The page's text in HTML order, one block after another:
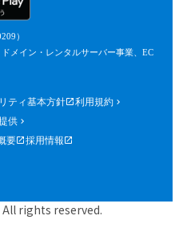
）
メイン・レンタルサーバー事業、EC
ティ基本方針
利用規約
供
要 採用情報
rights reserved.